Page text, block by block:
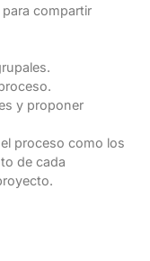
compartir
y proponer
proceso como los
de cada